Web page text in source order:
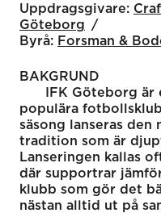
Uppdragsgivare:
Göteborg
Byrå: Forsman &
BAKGRUND
IFK Göteborg
populära
säsong lanseras den
tradition som är
Lanseringen kallas
där supportrar
klubb som gör det
nästan alltid ut på